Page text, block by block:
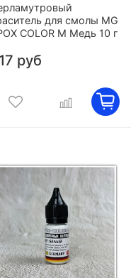
для смолы MG
COLOR M Медь 10 г
руб